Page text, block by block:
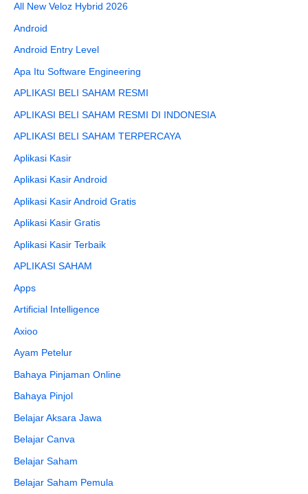
All New Veloz Hybrid 2026
Android
Android Entry Level
Apa Itu Software Engineering
APLIKASI BELI SAHAM RESMI
APLIKASI BELI SAHAM RESMI DI INDONESIA
APLIKASI BELI SAHAM TERPERCAYA
Aplikasi Kasir
Aplikasi Kasir Android
Aplikasi Kasir Android Gratis
Aplikasi Kasir Gratis
Aplikasi Kasir Terbaik
APLIKASI SAHAM
Apps
Artificial Intelligence
Axioo
Ayam Petelur
Bahaya Pinjaman Online
Bahaya Pinjol
Belajar Aksara Jawa
Belajar Canva
Belajar Saham
Belajar Saham Pemula